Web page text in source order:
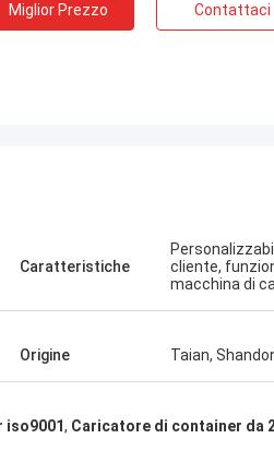
Miglior Prezzo Contattaci
Caratteristiche
cliente,
macchina di
Origine Taian,
, Caricatore di container da